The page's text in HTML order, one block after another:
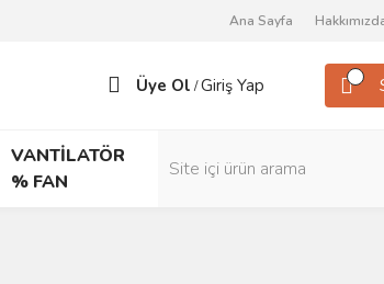
Ana Sayfa
Üye Ol /Giriş Yap
VANTİLATÖR
% FAN